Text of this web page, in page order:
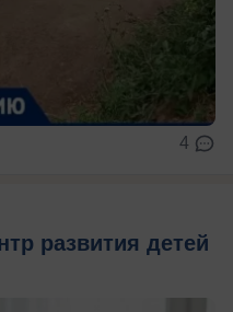
4
развития детей